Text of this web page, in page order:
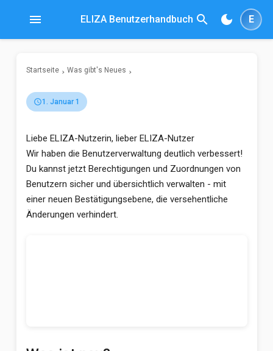
menu ELIZA Benutzerhandbuch search dark_mode E
Startseite Was gibt's Neues
schedule1. Januar 1
Liebe ELIZA-Nutzerin, lieber ELIZA-Nutzer
Wir haben die Benutzerverwaltung deutlich verbessert!
Du kannst jetzt Berechtigungen und Zuordnungen von
Benutzern sicher und übersichtlich verwalten - mit
einer neuen Bestätigungsebene, die versehentliche
Änderungen verhindert.